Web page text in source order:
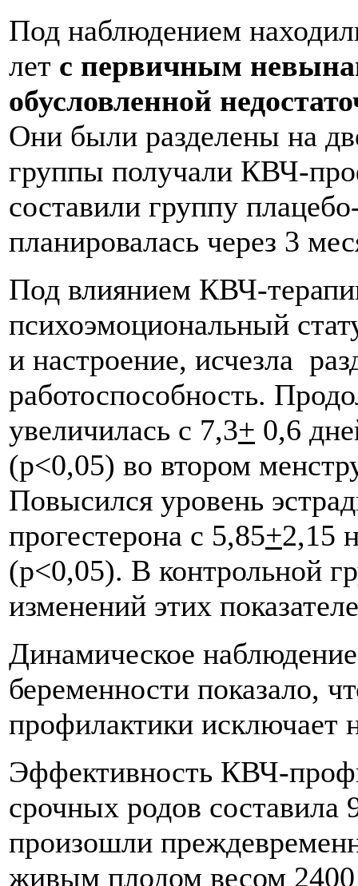
Под наблюдением
лет с первичным
обусловленной
Они были разделены на
группы получали КВЧ-
составили группу
планировалась через 3
Под влиянием КВЧ-
психоэмоциональный
и настроение, исчезла
работоспособность.
увеличилась с 7,3+ 0,6
(р<0,05) во втором
Повысился уровень
прогестерона с 5,85+2,15
(р<0,05). В контрольной
изменений этих
Динамическое
беременности показало,
профилактики исключает
Эффективность КВЧ-
срочных родов
произошли
живым плодом весом